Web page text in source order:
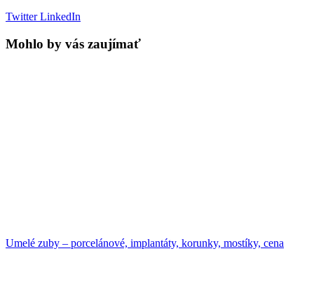
TwitterLinkedIn
Mohlo by vás zaujímať
Umelé zuby – porcelánové, implantáty, korunky, mostíky, cena